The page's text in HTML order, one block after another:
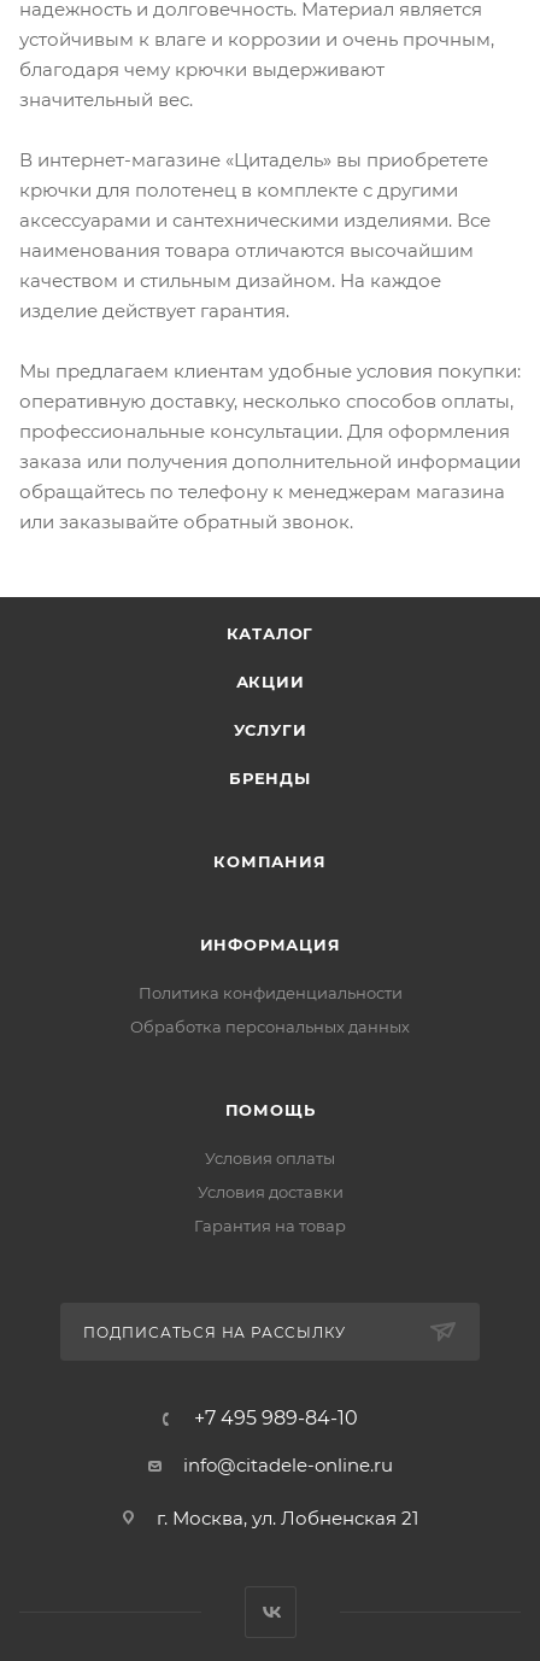
надежность и долговечность. Материал является
устойчивым к влаге и коррозии и очень прочным,
благодаря чему крючки выдерживают
значительный вес.
В интернет-магазине «Цитадель» вы приобретете
крючки для полотенец в комплекте с другими
аксессуарами и сантехническими изделиями. Все
наименования товара отличаются высочайшим
качеством и стильным дизайном. На каждое
изделие действует гарантия.
Мы предлагаем клиентам удобные условия покупки:
оперативную доставку, несколько способов оплаты,
профессиональные консультации. Для оформления
заказа или получения дополнительной информации
обращайтесь по телефону к менеджерам магазина
или заказывайте обратный звонок.
КАТАЛОГ
АКЦИИ
УСЛУГИ
БРЕНДЫ
КОМПАНИЯ
ИНФОРМАЦИЯ
Политика конфиденциальности
Обработка персональных данных
ПОМОЩЬ
Условия оплаты
Условия доставки
Гарантия на товар
ПОДПИСАТЬСЯ НА РАССЫЛКУ
+7 495 989-84-10
info@citadele-online.ru
г. Москва, ул. Лобненская 21